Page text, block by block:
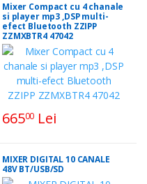
Mixer Compact cu 4 chanale
si player mp3 ,DSP multi-
efect Bluetooth ZZIPP
ZZMXBTR4 47042
66500 Lei
MIXER DIGITAL 10 CANALE
48V BT/USB/SD